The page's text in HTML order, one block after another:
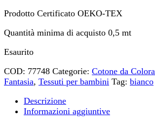
Prodotto Certificato OEKO-TEX
Quantità minima di acquisto 0,5 mt
Esaurito
COD: 77748 Categorie: Cotone da
Fantasia, Tessuti per bambini Tag: bianco
Descrizione
Informazioni aggiuntive